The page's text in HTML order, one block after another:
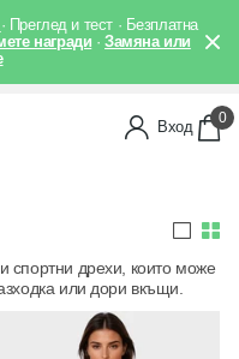
· Преглед и тест · Безплатна
награди ·Замяна или
Вход 0
спортни дрехи, които може
или дори вкъщи.